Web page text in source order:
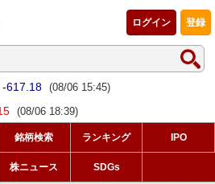
登録
ログイン
-617.18 (08/06 15:45)
(08/06 18:39)
銘柄検索 ランキング IPO
株ニュース SDGs